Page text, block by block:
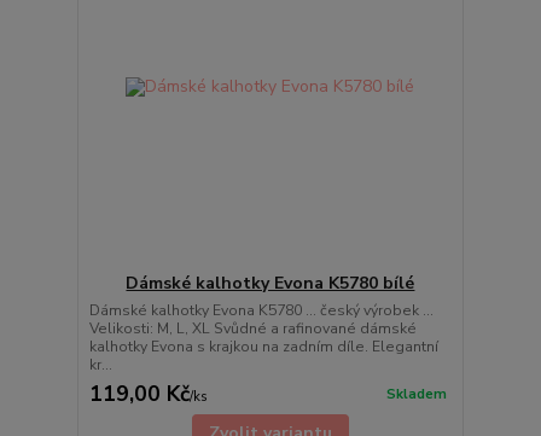
Dámské kalhotky Evona K5780 bílé
Dámské kalhotky Evona K5780 ... český výrobek ...
Velikosti: M, L, XL Svůdné a rafinované dámské
kalhotky Evona s krajkou na zadním díle. Elegantní
kr...
119,00 Kč/ks Skladem